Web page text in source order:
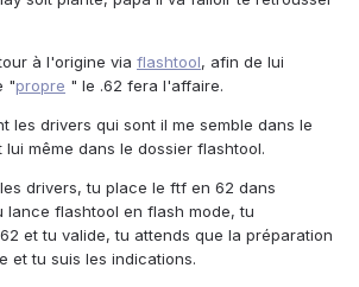
à l'origine via flashtool, afin de lui
"propre " le .62 fera l'affaire.
les drivers qui sont il me semble dans le
même dans le dossier flashtool.
drivers, tu place le ftf en 62 dans
flashtool en flash mode, tu
et tu valide, tu attends que la préparation
et tu suis les indications.